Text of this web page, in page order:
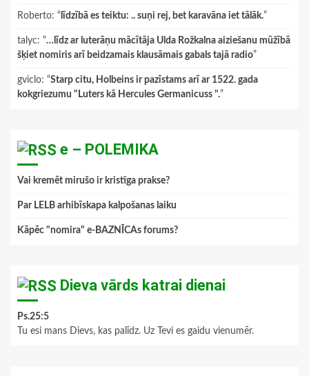
Roberto: “ līdzībā es teiktu: .. suņi rej, bet karavāna iet tālāk.”
talyc: “…līdz ar luterāņu mācītāja Ulda Rožkalna aiziešanu mūžībā
šķiet nomiris arī beidzamais klausāmais gabals tajā radio”
gviclo: “Starp citu, Holbeins ir pazīstams arī ar 1522. gada
kokgriezumu "Luters kā Hercules Germanicuss ".”
e – POLEMIKA
Vai kremēt mirušo ir kristīga prakse?
Par LELB arhibīskapa kalpošanas laiku
Kāpēc "nomira" e-BAZNĪCAs forums?
Dieva vārds katrai dienai
Ps.25:5
Tu esi mans Dievs, kas palīdz. Uz Tevi es gaidu vienumēr.